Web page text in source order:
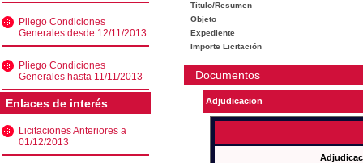
Pliego Condiciones
Generales desde 12/11/2013
Pliego Condiciones
Generales hasta 11/11/2013
Enlaces de interés
Licitaciones Anteriores a
01/12/2013
Título/Resumen
Objeto
Expediente
Importe Licitación
Documentos
Adjudicacion